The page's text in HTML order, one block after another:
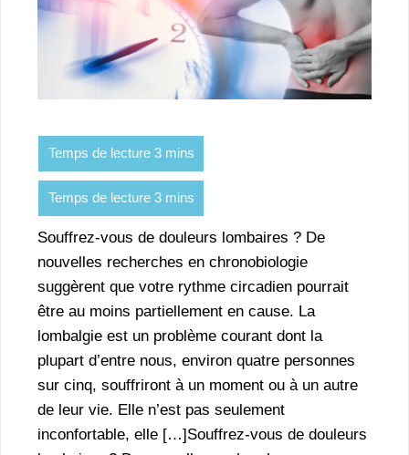
Souffrez-vous de douleurs lombaires ? De
nouvelles recherches en chronobiologie
suggèrent que votre rythme circadien pourrait
être au moins partiellement en cause. La
lombalgie est un problème courant dont la
plupart d’entre nous, environ quatre personnes
sur cinq, souffriront à un moment ou à un autre
de leur vie. Elle n’est pas seulement
inconfortable, elle […]Souffrez-vous de douleurs